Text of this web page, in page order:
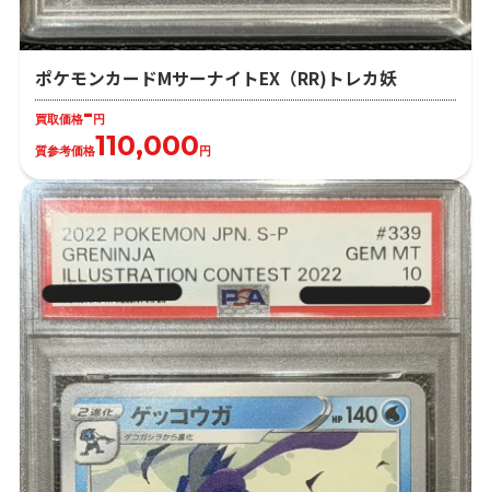
ポケモンカードMサーナイトEX（RR)トレカ妖
買取価格- 円
質参考価格110,000 円